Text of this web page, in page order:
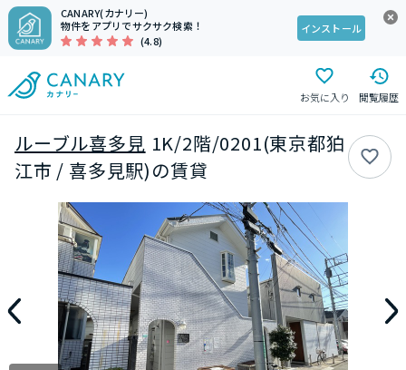
CANARY(カナリー)
物件をアプリでサクサク検索！
(4.8)
インストール
お気に入り 閲覧履歴
ルーブル喜多見 1K/2階/0201(東京都狛
江市 / 喜多見駅)の賃貸